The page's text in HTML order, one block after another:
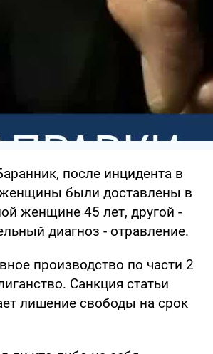
после инцидента в
женщины были доставлены в
женщине 45 лет, другой -
диагноз - отравление.
производство по части 2
Санкция статьи
лишение свободы на срок